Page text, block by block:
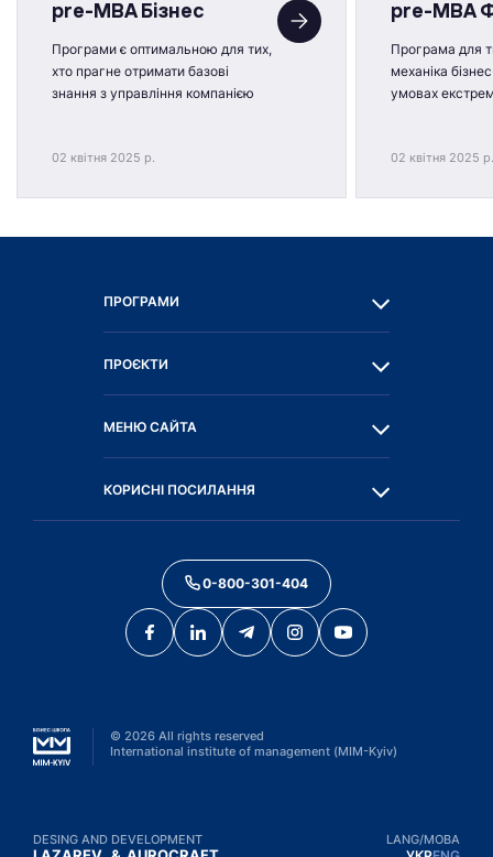
pre-MBA Бізнес
Програми є оптимальною для тих,
хто прагне отримати базові
знання з управління компанією
02 квітня 2025 р.
pre-MBA
Програма для
механіка
умовах
02 квітня 2025 р.
ПРОГРАМИ
ПРОЄКТИ
МЕНЮ САЙТА
КОРИСНІ ПОСИЛАННЯ
0-800-301-404
© 2026 All rights reserved
International institute of management (MIM-Kyiv)
DESING AND DEVELOPMENT LANG/МОВА